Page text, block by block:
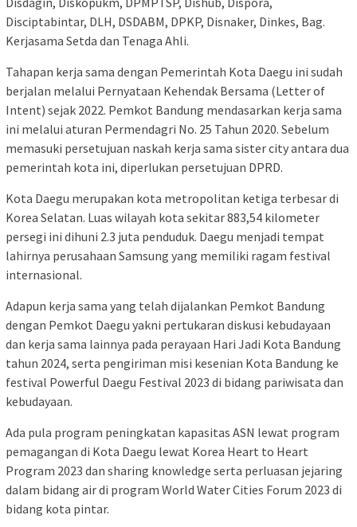
Disciptabintar, DLH, DSDABM, DPKP, Disnaker, Dinkes, Bag.
Kerjasama Setda dan Tenaga Ahli.
Tahapan kerja sama dengan Pemerintah Kota Daegu ini sudah
berjalan melalui Pernyataan Kehendak Bersama (Letter of
Intent) sejak 2022. Pemkot Bandung mendasarkan kerja sama
ini melalui aturan Permendagri No. 25 Tahun 2020. Sebelum
memasuki persetujuan naskah kerja sama sister city antara dua
pemerintah kota ini, diperlukan persetujuan DPRD.
Kota Daegu merupakan kota metropolitan ketiga terbesar di
Korea Selatan. Luas wilayah kota sekitar 883,54 kilometer
persegi ini dihuni 2.3 juta penduduk. Daegu menjadi tempat
lahirnya perusahaan Samsung yang memiliki ragam festival
internasional.
Adapun kerja sama yang telah dijalankan Pemkot Bandung
dengan Pemkot Daegu yakni pertukaran diskusi kebudayaan
dan kerja sama lainnya pada perayaan Hari Jadi Kota Bandung
tahun 2024, serta pengiriman misi kesenian Kota Bandung ke
festival Powerful Daegu Festival 2023 di bidang pariwisata dan
kebudayaan.
Ada pula program peningkatan kapasitas ASN lewat program
pemagangan di Kota Daegu lewat Korea Heart to Heart
Program 2023 dan sharing knowledge serta perluasan jejaring
dalam bidang air di program World Water Cities Forum 2023 di
bidang kota pintar.